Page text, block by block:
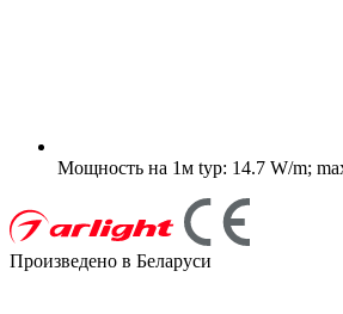
Мощность на 1м typ: 14.7 W/m;
Произведено в Беларуси